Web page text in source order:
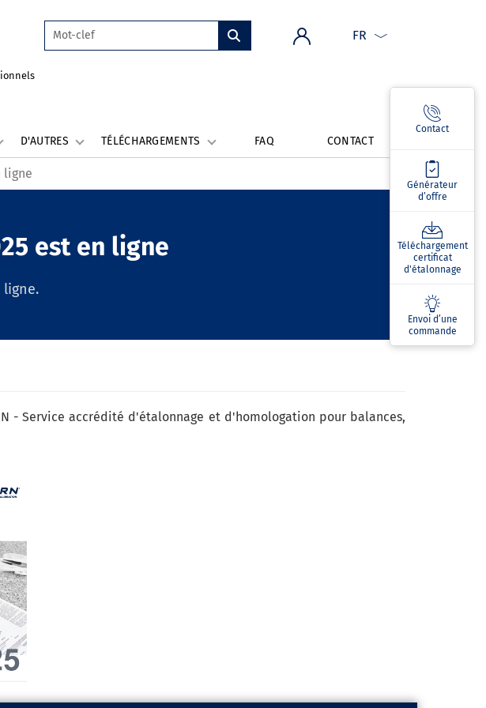
FR
Contact
Générateur
d’offre
Téléchargement
certificat
d'étalonnage
Envoi d’une
commande
D'AUTRES TÉLÉCHARGEMENTS FAQ CONTACT
ligne
est en ligne
ligne.
- Service accrédité d'étalonnage et d'homologation pour balances,